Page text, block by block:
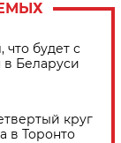
что будет с
Беларуси
круг
в Торонто